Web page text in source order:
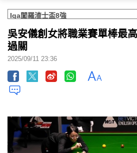
吳安儀創女將職業賽單棒最
過關
2025/09/11 23:36